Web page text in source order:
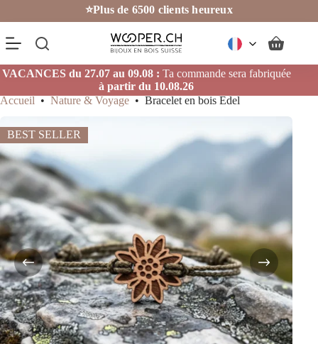
⭐Plus de 6500 clients heureux
Panier
VACANCES du 27.07 au 09.08 : Ta commande sera fabriquée
à partir du 10.08.26
Accueil • Nature & Voyage • Bracelet en bois Edel
BEST SELLER